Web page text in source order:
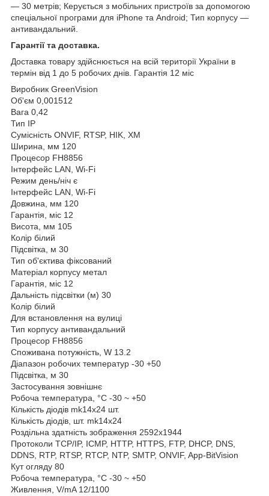
— 30 метрів; Керується з мобільних пристроїв за допомогою
спеціальної програми для iPhone та Android; Тип корпусу —
антивандальний.
Гарантії та доставка.
Доставка товару здійснюється на всій території України в
термін від 1 до 5 робочих днів. Гарантія 12 міс
Виробник GreenVision
Об'єм 0,001512
Вага 0,42
Тип IP
Сумісність ONVIF, RTSP, HIK, XM
Ширина, мм 120
Процесор FH8856
Інтерфейс LAN, Wi-Fi
Режим день/ніч є
Інтерфейс LAN, Wi-Fi
Довжина, мм 120
Гарантія, міс 12
Висота, мм 105
Колір білий
Підсвітка, м 30
Тип об'єктива фіксований
Матеріал корпусу метал
Гарантія, міс 12
Дальність підсвітки (м) 30
Колір білий
Для встановлення на вулиці
Тип корпусу антивандальний
Процесор FH8856
Споживана потужність, W 13.2
Діапазон робочих температур -30 +50
Підсвітка, м 30
Застосування зовнішнє
Робоча температура, °C -30 ~ +50
Кількість діодів mk14x24 шт.
Кількість діодів, шт. mk14х24
Роздільна здатність зображення 2592x1944
Протоколи TCP/IP, ICMP, HTTP, HTTPS, FTP, DHCP, DNS,
DDNS, RTP, RTSP, RTCP, NTP, SMTP, ONVIF, App-BitVision
Кут огляду 80
Робоча температура, °C -30 ~ +50
Живлення, V/mA 12/1100